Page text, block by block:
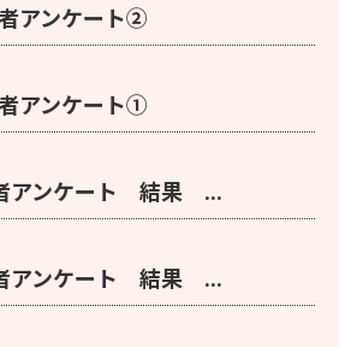
アンケート②
アンケート①
アンケート 結果 ...
アンケート 結果 ...